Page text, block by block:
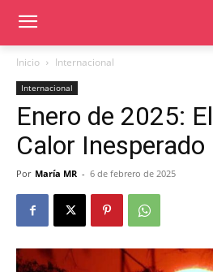
Inicio Internacional
Internacional
Enero de 2025:
Calor Inesperado
Por María MR - 6 de febrero de 2025